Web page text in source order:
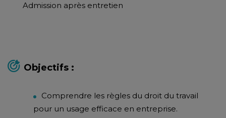
Admission après entretien
Objectifs :
Comprendre les règles du droit du travail
pour un usage efficace en entreprise.